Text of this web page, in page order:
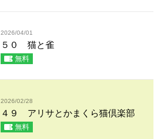
2026/04/01
５０ 猫と雀
無料
2026/02/28
４９ アリサとかまくら猫倶楽部
無料